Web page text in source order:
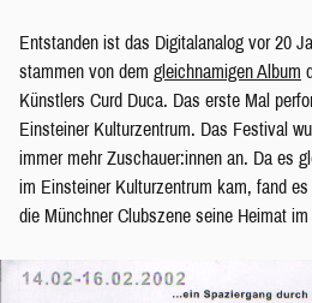
Entstanden ist das Digitalanalog vor 20
stammen von dem gleichnamigen Album
Künstlers Curd Duca. Das erste Mal
Einsteiner Kulturzentrum. Das Festival
immer mehr Zuschauer:innen an. Da es
im Einsteiner Kulturzentrum kam, fand
die Münchner Clubszene seine Heimat